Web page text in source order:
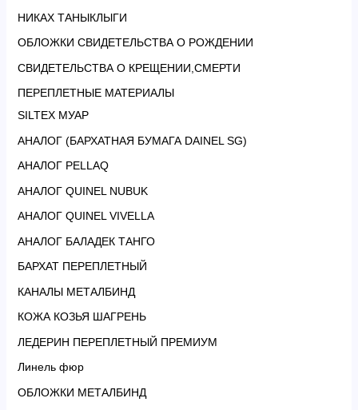
НИКАХ ТАНЫКЛЫГИ
ОБЛОЖКИ СВИДЕТЕЛЬСТВА О РОЖДЕНИИ
СВИДЕТЕЛЬСТВА О КРЕЩЕНИИ,СМЕРТИ
ПЕРЕПЛЕТНЫЕ МАТЕРИАЛЫ
SILTEX МУАР
АНАЛОГ (БАРХАТНАЯ БУМАГА DAINEL SG)
АНАЛОГ PELLAQ
АНАЛОГ QUINEL NUBUK
АНАЛОГ QUINEL VIVELLA
АНАЛОГ БАЛАДЕК ТАНГО
БАРХАТ ПЕРЕПЛЕТНЫЙ
КАНАЛЫ МЕТАЛБИНД
КОЖА КОЗЬЯ ШАГРЕНЬ
ЛЕДЕРИН ПЕРЕПЛЕТНЫЙ ПРЕМИУМ
Линель фюр
ОБЛОЖКИ МЕТАЛБИНД